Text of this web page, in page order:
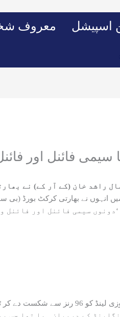
معروف اسپیشل
سیمی فائنل اور
راشد خان (کے آر کے) نے
انہوں نے بھارتی کرکٹ بورڈ (بی
سیمی فائنل اور فائنل
احمد آباد میں کھیلا گیا تھا۔